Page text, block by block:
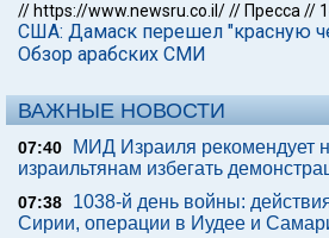
// https://www.newsru.co.il/// Пресса //
США: Дамаск перешел "красную
Обзор арабских СМИ
ВАЖНЫЕ НОВОСТИ
07:40
МИД Израиля рекомендует
израильтянам избегать
07:38
1038-й день войны:
Сирии, операции в Иудее и